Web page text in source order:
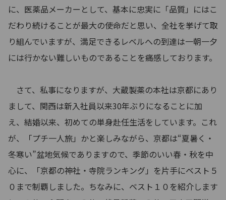
に、医薬品メーカーとして、基本に忠実に「品質」にはこ
だわり続けることが最大の使命だと思い、全社を挙げて取
り組んでいますが、満足できるレベルへの到達は一朝一夕
には行かない難しいものであることを痛感しております。
さて、私事になりますが、大蔵製薬の本社は京都にあり
まして、関西は新入社員以来30年ぶりになることに加
え、結婚以来、初めての単身赴任生活をしています。これ
が、「プチ一人旅」かと楽しみながら、京都は“夏暑く・
冬寒い”盆地気候でありますので、季節のいい春・秋を中
心に、「京都の神社・寺院ランキング」を片手にベスト５
０まで制覇しました。ちなみに、ベスト１０を紹介します